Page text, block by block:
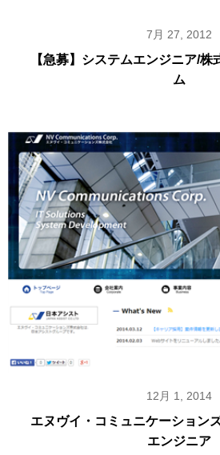
7月 27, 2012
【急募】システムエンジニア/
ム
12月 1, 2014
エヌヴイ・コミュニケーション
エンジニア